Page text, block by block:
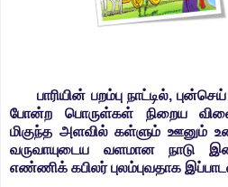
பாரியின் பறம்பு நாட்டில்,
போன்ற பொருள்கள் நிறைய
மிகுந்த அளவில் கள்ளும் ஊனும்
வருவாயுடைய வளமான நாடு
எண்ணிக் கபிலர் புலம்புவதாக